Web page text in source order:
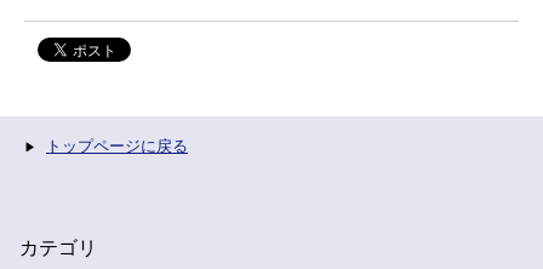
トップページに戻る
カテゴリ